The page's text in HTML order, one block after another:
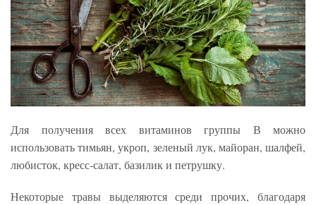
Для получения всех витаминов группы В можно
использовать тимьян, укроп, зеленый лук, майоран, шалфей,
любисток, кресс-салат, базилик и петрушку.
Некоторые травы выделяются среди прочих, благодаря